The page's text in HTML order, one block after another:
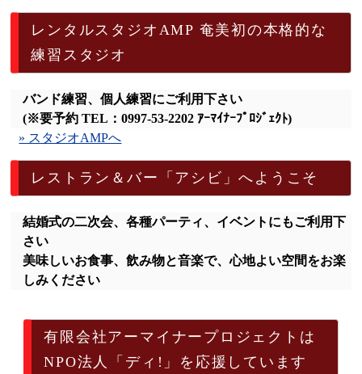
レンタルスタジオAMP 奄美初の本格的な
練習スタジオ
バンド練習、個人練習にご利用下さい
(※要予約 TEL：0997-53-2202 ｱｰﾏｲﾅｰﾌﾟﾛｼﾞｪｸﾄ)
» スタジオAMPへ
レストラン＆バー「アシビ」へようこそ
結婚式の二次会、各種パーティ、イベントにもご利用下
さい
美味しいお食事、飲み物と音楽で、心地よい空間をお楽
しみください
有限会社アーマイナープロジェクトは
NPO法人「ディ!」を応援しています